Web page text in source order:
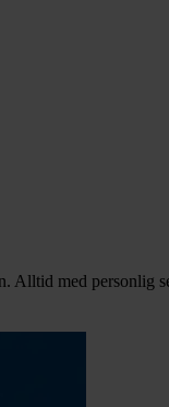
Alltid med personlig